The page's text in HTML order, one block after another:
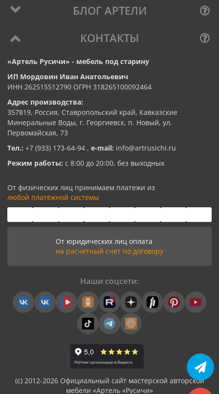
БЛОГ АРТЕЛИ
КОНТАКТЫ
«Артель Русичи» - мебель под старину
ИП Мордовин Иван Анатольевич
ИНН 262515512790 ОГРН 318265100092464
Адрес производства:
357819, Россия, Ставропольский край, Кавказские
Минеральные Воды, г. Георгиевск, п. Новый, ул.
Первомайская, 73
Тел.: +7 (933) 173-64-94 , e-mail: info@artrusichi.ru
Режим работы: с 8:00 до 20:00, без выходных
От физических лиц принимаем платежи из
любой платёжной системы
От юридических лиц оплата
на расчетный счет по договору
(с) 2012-2026 Официальный сайт мастерской авторской
мебели «Артель «Русичи»
Наши соцсети: